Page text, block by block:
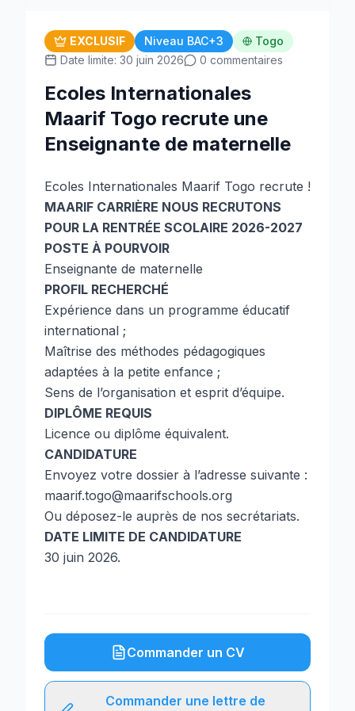
EXCLUSIF Niveau BAC+3
Togo
Date limite: 30 juin 2026
0 commentaires
Ecoles Internationales
Maarif Togo recrute une
Enseignante de maternelle
Ecoles Internationales Maarif Togo recrute !
MAARIF CARRIÈRE NOUS RECRUTONS
POUR LA RENTRÉE SCOLAIRE 2026-2027
POSTE À POURVOIR
Enseignante de maternelle
PROFIL RECHERCHÉ
Expérience dans un programme éducatif
international ;
Maîtrise des méthodes pédagogiques
adaptées à la petite enfance ;
Sens de l’organisation et esprit d’équipe.
DIPLÔME REQUIS
Licence ou diplôme équivalent.
CANDIDATURE
Envoyez votre dossier à l’adresse suivante :
maarif.togo@maarifschools.org
Ou déposez-le auprès de nos secrétariats.
DATE LIMITE DE CANDIDATURE
30 juin 2026.
Commander un CV
Commander une lettre de